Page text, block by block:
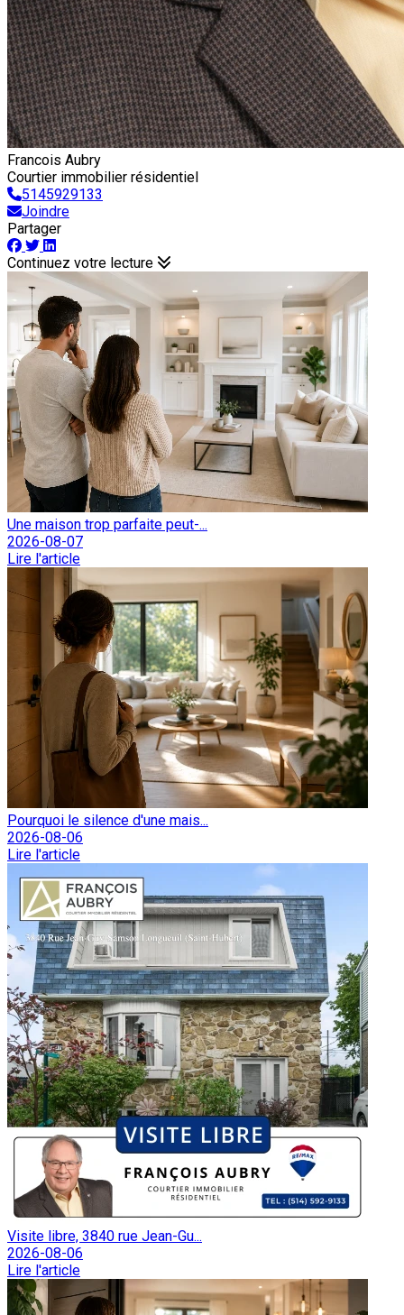
Francois Aubry
Courtier immobilier résidentiel
5145929133
Joindre
Partager
Continuez votre lecture
Une maison trop parfaite peut-...
2026-08-07
Lire l'article
Pourquoi le silence d'une mais...
2026-08-06
Lire l'article
Visite libre, 3840 rue Jean-Gu...
2026-08-06
Lire l'article